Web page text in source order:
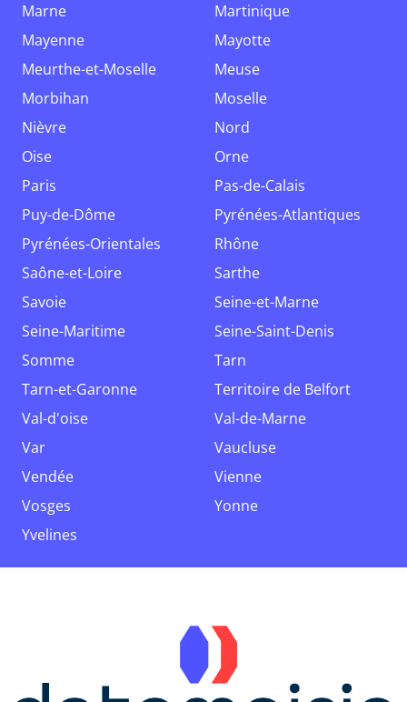
Marne
Martinique
Mayenne
Mayotte
Meurthe-et-Moselle
Meuse
Morbihan
Moselle
Nièvre
Nord
Oise
Orne
Paris
Pas-de-Calais
Puy-de-Dôme
Pyrénées-Atlantiques
Pyrénées-Orientales
Rhône
Saône-et-Loire
Sarthe
Savoie
Seine-et-Marne
Seine-Maritime
Seine-Saint-Denis
Somme
Tarn
Tarn-et-Garonne
Territoire de Belfort
Val-d'oise
Val-de-Marne
Var
Vaucluse
Vendée
Vienne
Vosges
Yonne
Yvelines